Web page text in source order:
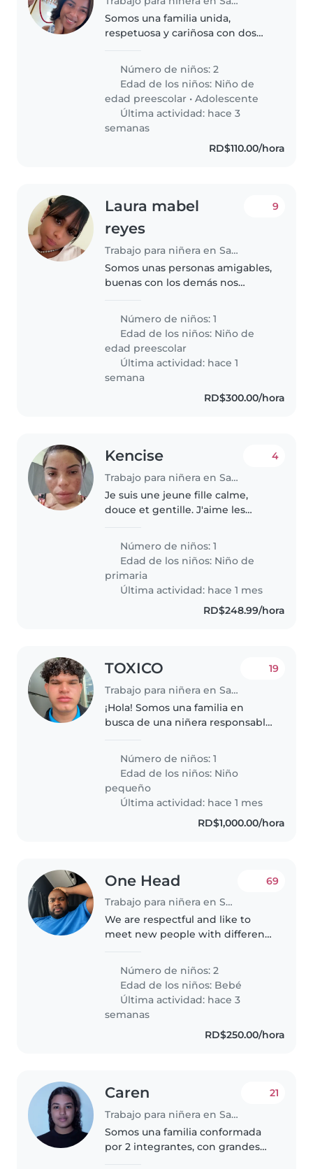
Somos una familia unida,
respetuosa y cariñosa con dos
responsable, paciente, amorosa,
limpia e higiénica,
comprometida con brindarles un
ambiente seguro,..
Número de niños: 2
Edad de los niños: Niño de
edad preescolar •Adolescente
Última actividad: hace 3
semanas
RD$110.00/hora
Laura mabel
reyes
Trabajo para niñera en Santo Domingo Este
9
Somos unas personas amigables,
buenas con los demás nos
personas que están en la casa.
Número de niños: 1
Edad de los niños: Niño de
edad preescolar
Última actividad: hace 1
semana
RD$300.00/hora
Kencise
Trabajo para niñera en Santo Domingo Este
4
Je suis une jeune fille calme,
douce et gentille. J'aime les
travailler. J'aime les enfants,
même si je n'en ai pas encore.
J'ai le sens des responsabilités..
Número de niños: 1
Edad de los niños: Niño de
primaria
Última actividad: hace 1 mes
RD$248.99/hora
TOXICO
Trabajo para niñera en Santo Domingo Este
19
¡Hola! Somos una familia en
busca de una niñera responsable
Nos encantaría que vinieras a
nuestra casa para cuidarlo.
¡Espero..
Número de niños: 1
Edad de los niños: Niño
pequeño
Última actividad: hace 1 mes
RD$1,000.00/hora
One Head
Trabajo para niñera en Santo Domingo Este
69
We are respectful and like to
meet new people with different
people perspective and
knowledge .Babies are siblings
.Born February 13 . We are
Número de niños: 2
Edad de los niños: Bebé
Última actividad: hace 3
semanas
RD$250.00/hora
Caren
Trabajo para niñera en Santo Domingo Este
21
Somos una familia conformada
por 2 integrantes, con grandes